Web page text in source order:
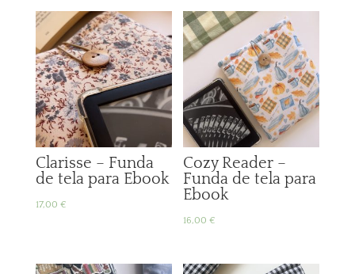
Clarisse – Funda
de tela para Ebook
17,00 €
Cozy Reader –
Funda de tela para
Ebook
16,00€